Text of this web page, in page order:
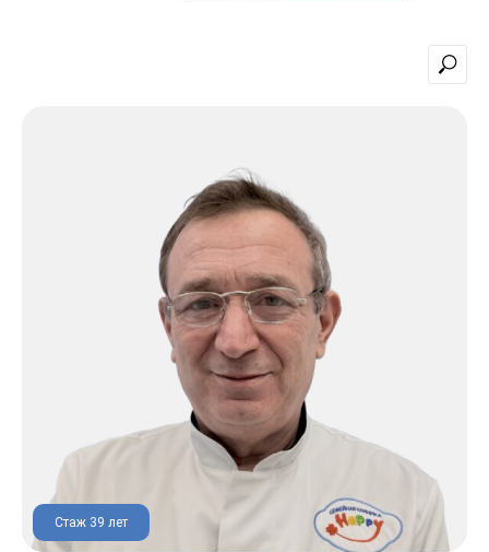
Стаж 39 лет